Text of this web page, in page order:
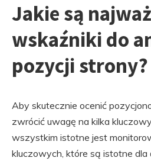
Jakie są
wskaźniki do
pozycji strony?
Aby skutecznie ocenić
zwrócić uwagę na kilka
wszystkim istotne jest
kluczowych, które są istotne dla